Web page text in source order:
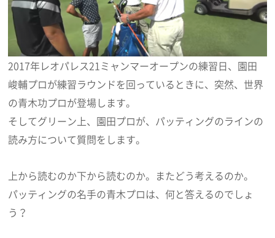
2017年レオパレス21ミャンマーオープンの練習日、園田
峻輔プロが練習ラウンドを回っているときに、突然、世界
の青木功プロが登場します。
そしてグリーン上、園田プロが、パッティングのラインの
読み方について質問をします。
上から読むのか下から読むのか。またどう考えるのか。
パッティングの名手の青木プロは、何と答えるのでしょ
う？